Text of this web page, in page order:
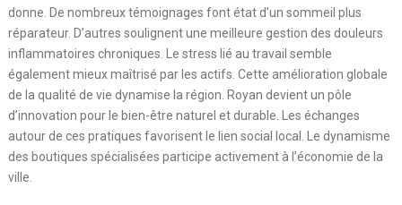
donne. De nombreux témoignages font état d’un sommeil plus
réparateur. D’autres soulignent une meilleure gestion des douleurs
inflammatoires chroniques. Le stress lié au travail semble
également mieux maîtrisé par les actifs. Cette amélioration globale
de la qualité de vie dynamise la région. Royan devient un pôle
d’innovation pour le bien-être naturel et durable. Les échanges
autour de ces pratiques favorisent le lien social local. Le dynamisme
des boutiques spécialisées participe activement à l’économie de la
ville.